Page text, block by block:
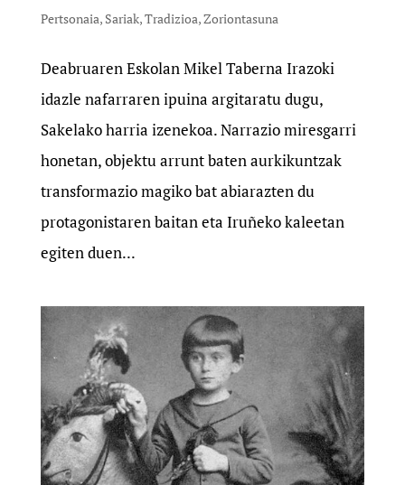
Pertsonaia, Sariak,Tradizioa,Zoriontasuna
Deabruaren Eskolan Mikel Taberna Irazoki
idazle nafarraren ipuina argitaratu dugu,
Sakelako harria izenekoa. Narrazio miresgarri
honetan, objektu arrunt baten aurkikuntzak
transformazio magiko bat abiarazten du
protagonistaren baitan eta Iruñeko kaleetan
egiten duen...